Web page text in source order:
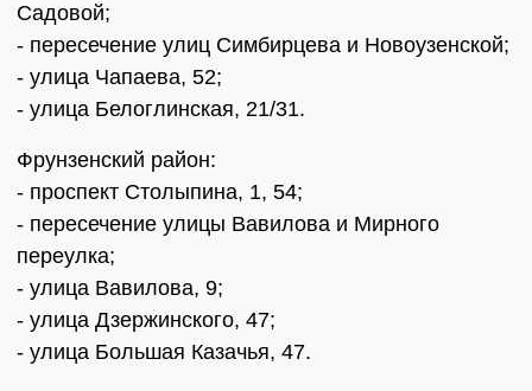
Садовой;
- пересечение улиц Симбирцева и Новоузенской;
- улица Чапаева, 52;
- улица Белоглинская, 21/31.
Фрунзенский район:
- проспект Столыпина, 1, 54;
- пересечение улицы Вавилова и Мирного
переулка;
- улица Вавилова, 9;
- улица Дзержинского, 47;
- улица Большая Казачья, 47.